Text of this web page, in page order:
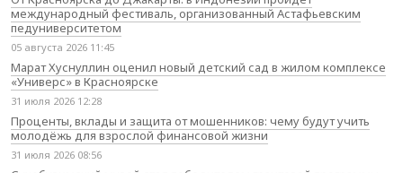
международный фестиваль, организованный Астафьевским
педуниверситетом
05 августа 2026 11:45
Марат Хуснуллин оценил новый детский сад в жилом комплексе
«Универс» в Красноярске
31 июля 2026 12:28
Проценты, вклады и защита от мошенников: чему будут учить
молодёжь для взрослой финансовой жизни
31 июля 2026 08:56